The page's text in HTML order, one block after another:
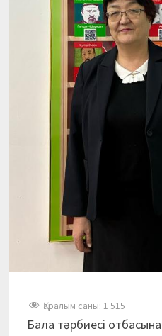
Қаралым саны: 1 515
Бала тәрбиесі